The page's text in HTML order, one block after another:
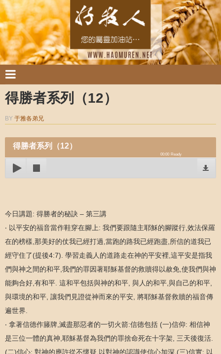
得勝者系列（12）
BY 于雅各弟兄
得勝者系列（12）
00:00 Ready
今日講題: 得勝者的秘訣 – 第三講
‧ 以平安的福音當作鞋穿在腳上: 我們要跟隨主耶穌的腳蹤行,效法保羅
在的榜樣,那美好的仗我已經打過,當跑的路我已經跑盡,所信的道我已
經守住了(提後4:7). 學習走義人的道路走在神的平安裡,這平安是指我
們與神之間的和平,我們的罪因著耶穌基督的救贖得以赦免,使我們與神
能夠合好,有和平. 這和平包括與神的和平, 與人的和平,與自己的和平,
與環境的和平, 讓我們見證從神而來的平安, 將耶穌基督救贖的福音傳
遍世界.
‧ 拿著信德作籐牌,滅盡那惡者的一切火箭:信德包括 (一)信仰: 相信神
是三位一體的真神,耶穌基督為我們的罪捨命死在十字架, 三天後復活.
(二)信心: 對神的應許從不懷疑,以對神的認識使信心加深.(三)信實: 以